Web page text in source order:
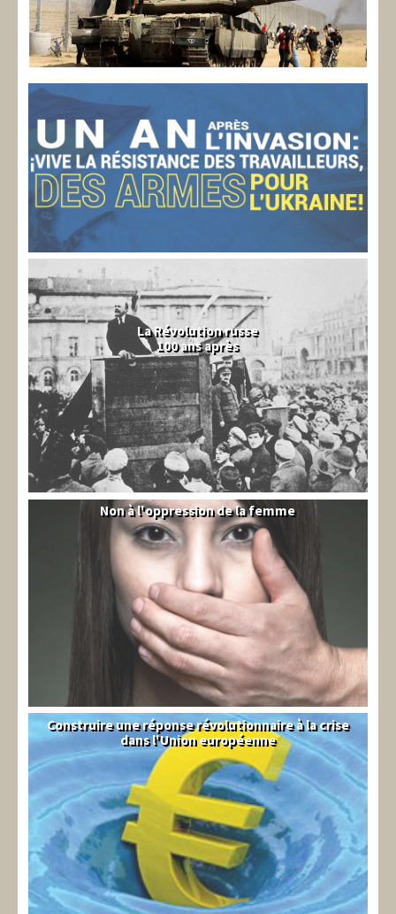
La Révolution russe
100 ans après
Syrie
Non à l'oppression de la femme
Syndical
Construire une réponse révolutionnaire à la crise
dans l'Union européenne